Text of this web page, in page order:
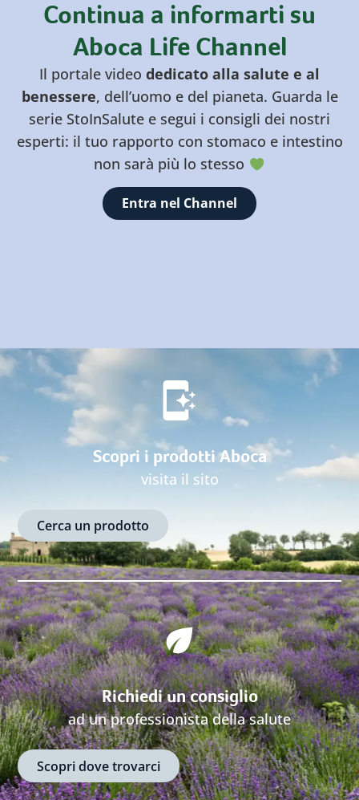
Continua a informarti su
Aboca Life Channel
Il portale video dedicato alla salute e al
benessere, dell’uomo e del pianeta. Guarda le
serie StoInSalute e segui i consigli dei nostri
esperti: il tuo rapporto con stomaco e intestino
non sarà più lo stesso
Entra nel Channel
Aboca
Scopri i prodotti Aboca
visita il sito
Cerca un prodotto
Richiedi un consiglio
ad un professionista della salute
Scopri dove trovarci